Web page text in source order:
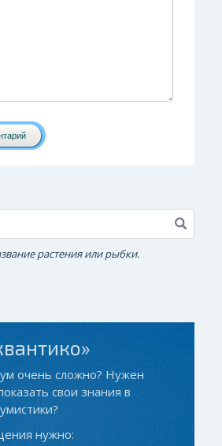
растения или рыбки.
очень сложно? Нужен
свои знания в
нужно: